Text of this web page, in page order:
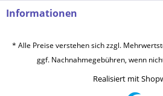
Informationen
* Alle Preise verstehen sich zzgl.
ggf. Nachnahmegebühren, wenn
Realisiert mit